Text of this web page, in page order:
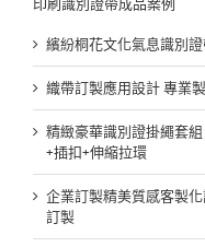
印刷識別證帶成品案例
繽紛桐花文化氣息識別
織帶訂製應用設計 專業
精緻豪華識別證掛繩套
+插扣+伸縮拉環
企業訂製精美質感客製
訂製